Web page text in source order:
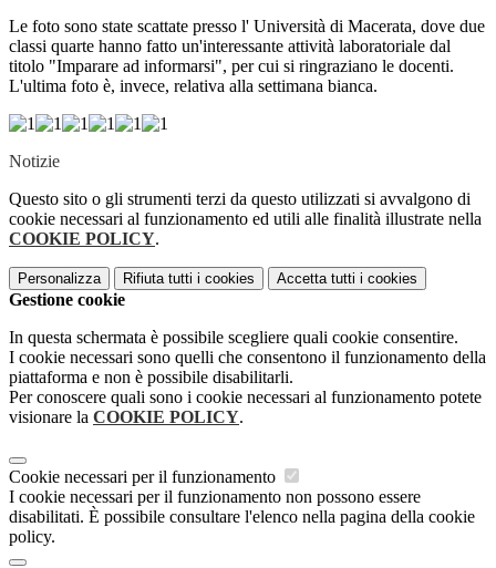
Le foto sono state scattate presso l' Università di Macerata, dove due
classi quarte hanno fatto un'interessante attività laboratoriale dal
titolo "Imparare ad informarsi", per cui si ringraziano le docenti.
L'ultima foto è, invece, relativa alla settimana bianca.
Notizie
Questo sito o gli strumenti terzi da questo utilizzati si avvalgono di
cookie necessari al funzionamento ed utili alle finalità illustrate nella
COOKIE POLICY.
Personalizza Rifiuta tutti i cookies Accetta tutti i cookies
Gestione cookie
In questa schermata è possibile scegliere quali cookie consentire.
I cookie necessari sono quelli che consentono il funzionamento della
piattaforma e non è possibile disabilitarli.
Per conoscere quali sono i cookie necessari al funzionamento potete
visionare la COOKIE POLICY.
Cookie necessari per il funzionamento
I cookie necessari per il funzionamento non possono essere
disabilitati. È possibile consultare l'elenco nella pagina della cookie
policy.